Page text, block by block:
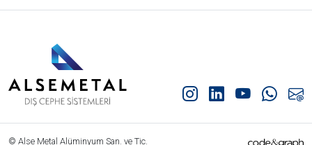
© Alse Metal Alüminyum San. ve Tic.